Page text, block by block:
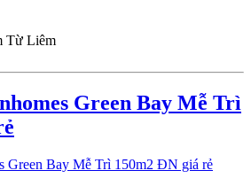
Từ Liêm
Green Bay Mễ Trì